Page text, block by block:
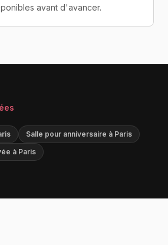
avant d'avancer.
Salle pour anniversaire à Paris
à Paris